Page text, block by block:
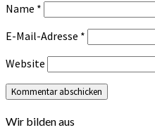
Name *
E-Mail-Adresse *
Website
Wir bilden aus